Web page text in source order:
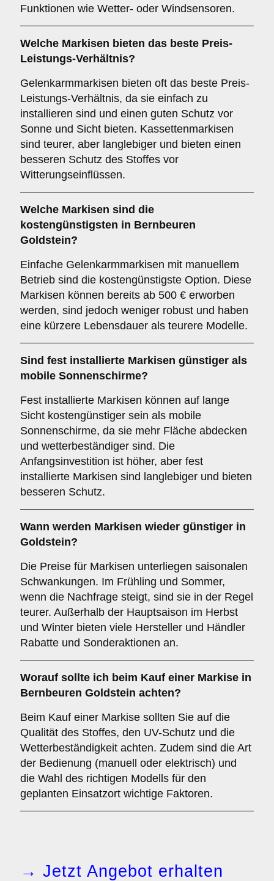
Funktionen wie Wetter- oder Windsensoren.
Welche Markisen bieten das beste Preis-
Leistungs-Verhältnis?
Gelenkarmmarkisen bieten oft das beste Preis-
Leistungs-Verhältnis, da sie einfach zu
installieren sind und einen guten Schutz vor
Sonne und Sicht bieten. Kassettenmarkisen
sind teurer, aber langlebiger und bieten einen
besseren Schutz des Stoffes vor
Witterungseinflüssen.
Welche Markisen sind die
kostengünstigsten in Bernbeuren
Goldstein?
Einfache Gelenkarmmarkisen mit manuellem
Betrieb sind die kostengünstigste Option. Diese
Markisen können bereits ab 500 € erworben
werden, sind jedoch weniger robust und haben
eine kürzere Lebensdauer als teurere Modelle.
Sind fest installierte Markisen günstiger als
mobile Sonnenschirme?
Fest installierte Markisen können auf lange
Sicht kostengünstiger sein als mobile
Sonnenschirme, da sie mehr Fläche abdecken
und wetterbeständiger sind. Die
Anfangsinvestition ist höher, aber fest
installierte Markisen sind langlebiger und bieten
besseren Schutz.
Wann werden Markisen wieder günstiger in
Goldstein?
Die Preise für Markisen unterliegen saisonalen
Schwankungen. Im Frühling und Sommer,
wenn die Nachfrage steigt, sind sie in der Regel
teurer. Außerhalb der Hauptsaison im Herbst
und Winter bieten viele Hersteller und Händler
Rabatte und Sonderaktionen an.
Worauf sollte ich beim Kauf einer Markise in
Bernbeuren Goldstein achten?
Beim Kauf einer Markise sollten Sie auf die
Qualität des Stoffes, den UV-Schutz und die
Wetterbeständigkeit achten. Zudem sind die Art
der Bedienung (manuell oder elektrisch) und
die Wahl des richtigen Modells für den
geplanten Einsatzort wichtige Faktoren.
→ Jetzt Angebot erhalten